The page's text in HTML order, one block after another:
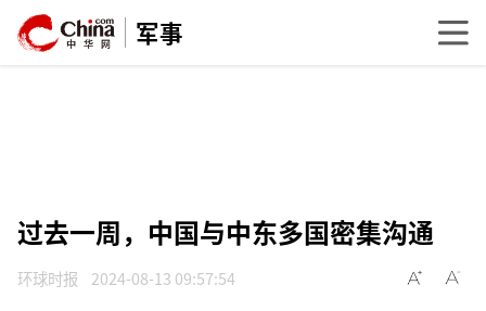
军事
过去一周，中国与中东多国密集沟通
环球时报 2024-08-13 09:57:54